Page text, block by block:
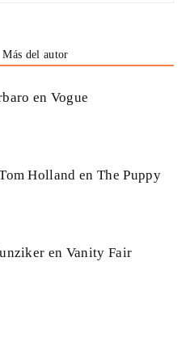
Más del autor
en Vogue
Holland en The Puppy
en Vanity Fair